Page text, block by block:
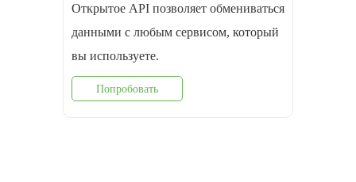
Открытое API позволяет обмениваться
данными с любым сервисом, который
вы используете.
Попробовать